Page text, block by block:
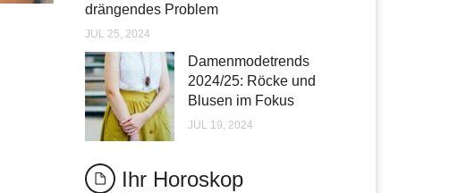
drängendes Problem
JUL 25, 2024
Damenmodetrends
2024/25: Röcke und
Blusen im Fokus
JUL 19, 2024
Ihr Horoskop